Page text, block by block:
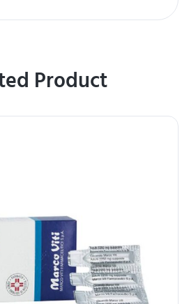
Product